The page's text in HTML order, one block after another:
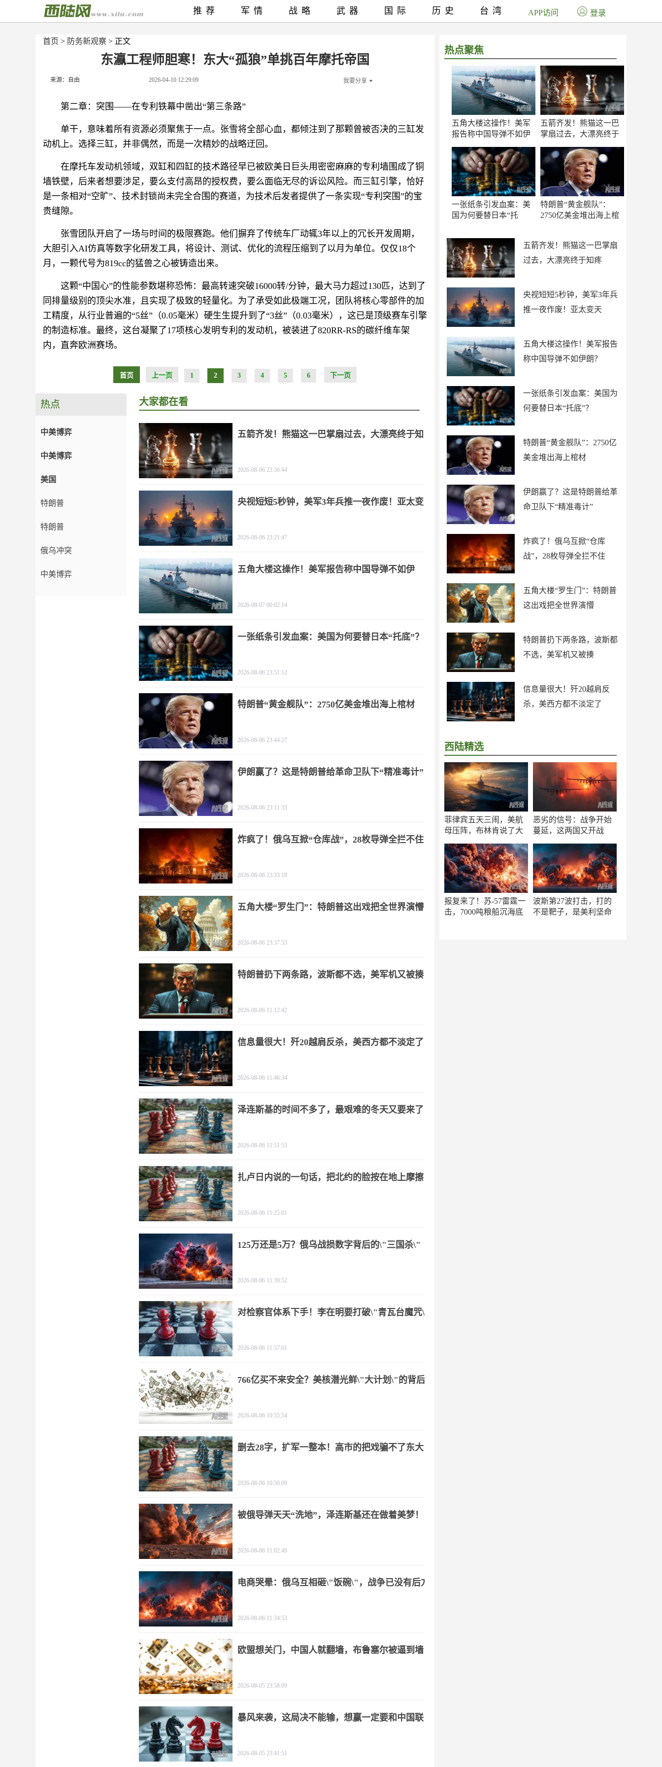
首页 > 防务新观察 > 正文
东瀛工程师胆寒！东大“孤狼”单挑百年摩托帝国
来源：自由 2026-04-10 12:29:09 我要分享
第二章：突围——在专利铁幕中凿出“第三条路”‍
单干，意味着所有资源必须聚焦于一点。张雪将全部心血，都倾注到了那颗曾被否决的三缸发
动机上。选择三缸，并非偶然，而是一次精妙的战略迂回。
在摩托车发动机领域，双缸和四缸的技术路径早已被欧美日巨头用密密麻麻的专利墙围成了铜
墙铁壁，后来者想要涉足，要么支付高昂的授权费，要么面临无尽的诉讼风险。而三缸引擎，恰好
是一条相对“空旷”、技术封锁尚未完全合围的赛道，为技术后发者提供了一条实现“专利突围”的宝
贵缝隙。
张雪团队开启了一场与时间的极限赛跑。他们摒弃了传统车厂动辄3年以上的冗长开发周期，
大胆引入AI仿真等数字化研发工具，将设计、测试、优化的流程压缩到了以月为单位。仅仅18个
月，一颗代号为819cc的猛兽之心被铸造出来。
这颗“中国心”的性能参数堪称恐怖：最高转速突破16000转/分钟，最大马力超过130匹，达到了
同排量级别的顶尖水准，且实现了极致的轻量化。为了承受如此极端工况，团队将核心零部件的加
工精度，从行业普遍的“5丝”（0.05毫米）硬生生提升到了“3丝”（0.03毫米），这已是顶级赛车引擎
的制造标准。最终，这台凝聚了17项核心发明专利的发动机，被装进了820RR-RS的碳纤维车架
内，直奔欧洲赛场。
首页 上一页 1 2 3 4 5 6 下一页
热点聚焦
五角大楼这操作！美军
报告称中国导弹不如伊
五箭齐发！熊猫这一巴
掌扇过去，大漂亮终于
一张纸条引发血案：美
国为何要替日本“托
特朗普“黄金舰队”：
2750亿美金堆出海上棺
五箭齐发！熊猫这一巴掌扇
过去，大漂亮终于知疼
央视短短5秒钟，美军3年兵
推一夜作废！亚太变天
五角大楼这操作！美军报告
称中国导弹不如伊朗？
一张纸条引发血案：美国为
何要替日本“托底”？
特朗普“黄金舰队”：2750亿
美金堆出海上棺材
伊朗赢了？这是特朗普给革
命卫队下“精准毒计”
炸疯了！俄乌互掀“仓库
战”，28枚导弹全拦不住
五角大楼“罗生门”：特朗普
这出戏把全世界演懵
特朗普扔下两条路，波斯都
不选，美军机又被揍
信息量很大！歼20越肩反
杀，美西方都不淡定了
西陆精选
菲律宾五天三闹，美航
母压阵，布林肯说了大
恶劣的信号：战争开始
蔓延，这两国又开战
报复来了！苏-57雷霆一
击，7000吨粮船沉海底
波斯第27波打击，打的
不是靶子，是美利坚命
推荐 军情 战略 武器 国际 历史 台湾 APP访问 登录
热点
中美博弈
中美博弈
美国
特朗普
特朗普
俄乌冲突
中美博弈
大家都在看
五箭齐发！熊猫这一巴掌扇过去，大漂亮终于知
2026-08-06 23:56:44
央视短短5秒钟，美军3年兵推一夜作废！亚太变
2026-08-06 23:21:47
五角大楼这操作！美军报告称中国导弹不如伊
2026-08-07 00:02:14
一张纸条引发血案：美国为何要替日本“托底”？
2026-08-06 23:51:12
特朗普“黄金舰队”：2750亿美金堆出海上棺材
2026-08-06 23:44:27
伊朗赢了？这是特朗普给革命卫队下“精准毒计”
2026-08-06 23:11:33
炸疯了！俄乌互掀“仓库战”，28枚导弹全拦不住
2026-08-06 23:33:18
五角大楼“罗生门”：特朗普这出戏把全世界演懵
2026-08-06 23:37:53
特朗普扔下两条路，波斯都不选，美军机又被揍
2026-08-06 11:12:42
信息量很大！歼20越肩反杀，美西方都不淡定了
2026-08-06 11:46:34
泽连斯基的时间不多了，最艰难的冬天又要来了
2026-08-06 11:51:53
扎卢日内说的一句话，把北约的脸按在地上摩擦
2026-08-06 11:25:01
125万还是5万？俄乌战损数字背后的\"三国杀\"
2026-08-06 11:39:52
对检察官体系下手！李在明要打破\"青瓦台魔咒\"
2026-08-06 11:57:01
766亿买不来安全？美核潜光鲜\"大计划\"的背后
2026-08-06 10:55:54
删去28字，扩军一整本！高市的把戏骗不了东大
2026-08-06 10:50:09
被俄导弹天天“洗地”，泽连斯基还在做着美梦！
2026-08-06 11:02:49
电商哭晕：俄乌互相砸\"饭碗\"，战争已没有后方
2026-08-06 11:34:53
欧盟想关门，中国人就翻墙，布鲁塞尔被逼到墙
2026-08-05 23:58:09
暴风来袭，这局决不能输，想赢一定要和中国联
2026-08-05 23:41:51